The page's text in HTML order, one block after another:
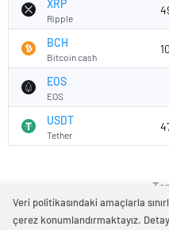
XRP
Ripple
BCH
Bitcoin cash
EOS
EOS
USDT
Tether
Veri politikasındaki amaçlarla
çerez konumlandırmaktayız.